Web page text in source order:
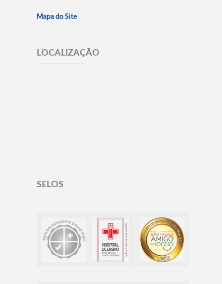
Mapa do Site
LOCALIZAÇÃO
SELOS